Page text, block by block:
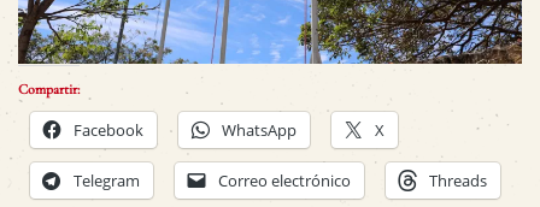
Compartir:
Facebook WhatsApp X
Telegram Correo electrónico Threads